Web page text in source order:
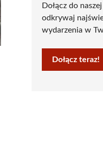
Dołącz do
odkrywaj
wydarzenia w
Dołącz teraz!